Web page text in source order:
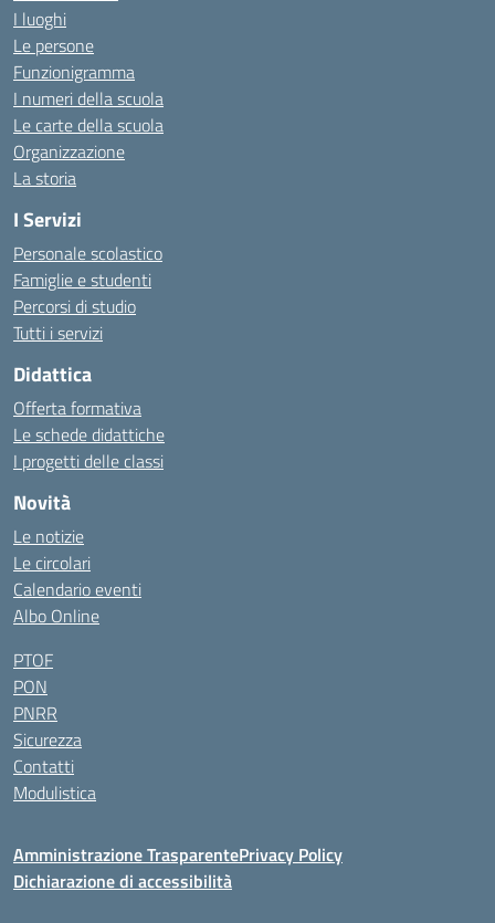
I luoghi
Le persone
Funzionigramma
I numeri della scuola
Le carte della scuola
Organizzazione
La storia
I Servizi
Personale scolastico
Famiglie e studenti
Percorsi di studio
Tutti i servizi
Didattica
Offerta formativa
Le schede didattiche
I progetti delle classi
Novità
Le notizie
Le circolari
Calendario eventi
Albo Online
PTOF
PON
PNRR
Sicurezza
Contatti
Modulistica
Amministrazione TrasparentePrivacy Policy
Dichiarazione di accessibilità